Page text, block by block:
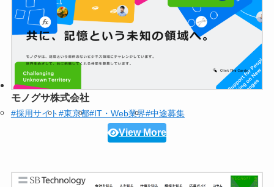
モノグサ株式会社
#採用サイト#東京都#IT・Web業界#中途募集
View More